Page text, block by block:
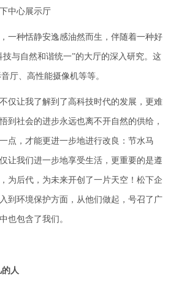
中心展示厅
种恬静安逸感油然而生，伴随着一种好
与自然和谐统一”的大厅的深入研究。这
厅、高性能摄像机等等。
让我了解到了高科技时代的发展，更难
到社会的进步永远也离不开自然的供给，
点，才能更进一步地进行改良：节水马
让我们进一步地享受生活，更重要的是遵
为后代，为未来开创了一片天空！松下企
到环境保护方面，从他们做起，号召了广
也包含了我们。
人